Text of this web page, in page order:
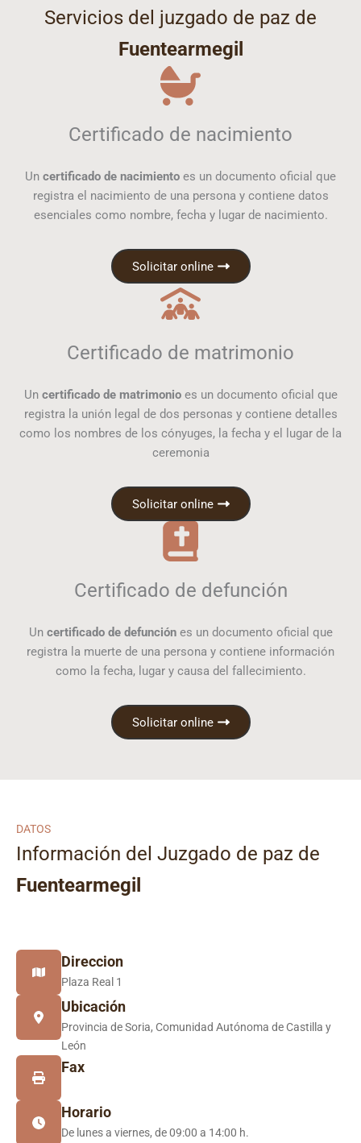
Servicios del juzgado de paz de
Fuentearmegil
Certificado de nacimiento
Un certificado de nacimiento es un documento oficial que
registra el nacimiento de una persona y contiene datos
esenciales como nombre, fecha y lugar de nacimiento.
Solicitar online
Certificado de matrimonio
Un certificado de matrimonioes un documento oficial que
registra la unión legal de dos personas y contiene detalles
como los nombres de los cónyuges, la fecha y el lugar de la
ceremonia
Solicitar online
Certificado de defunción
Un certificado de defunciónes un documento oficial que
registra la muerte de una persona y contiene información
como la fecha, lugar y causa del fallecimiento.
Solicitar online
DATOS
Información del Juzgado de paz de
Fuentearmegil
Direccion
Plaza Real 1
Ubicación
Provincia de Soria, Comunidad Autónoma de Castilla y
León
Fax
Horario
De lunes a viernes, de 09:00 a 14:00 h.